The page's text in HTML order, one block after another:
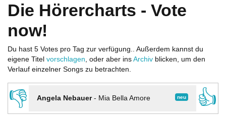
Die Hörercharts - Vote
now!
Du hast 5 Votes pro Tag zur verfügung.. Außerdem kannst du
eigene Titel vorschlagen, oder aber ins Archiv blicken, um den
Verlauf einzelner Songs zu betrachten.
👎 neu
Angela Nebauer- Mia Bella Amore
👍